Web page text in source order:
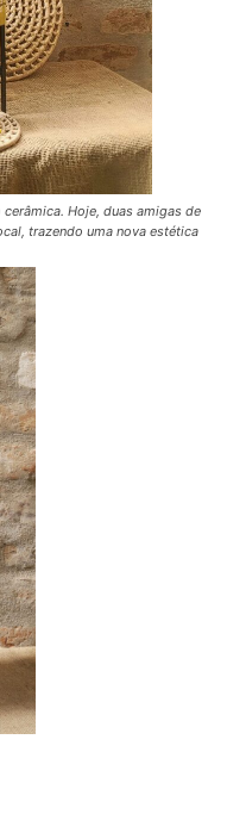
Hoje, duas amigas de
trazendo uma nova estética